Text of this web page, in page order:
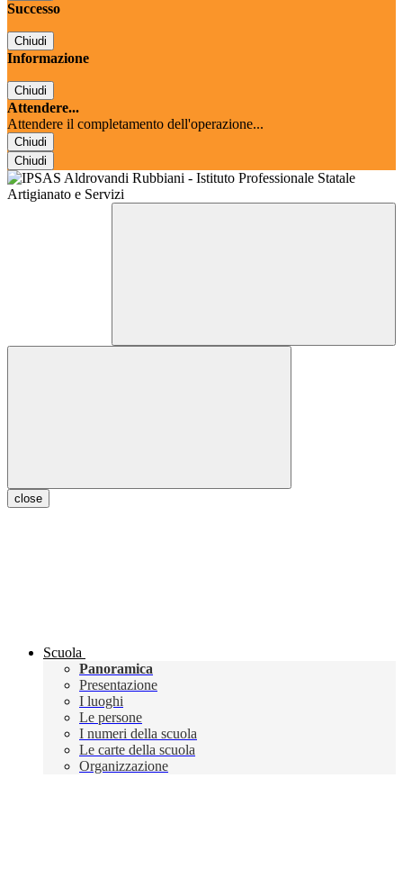
Successo
Chiudi
Informazione
Chiudi
Attendere...
Attendere il completamento dell'operazione...
Chiudi
Chiudi
close
Scuola
Panoramica
Presentazione
I luoghi
Le persone
I numeri della scuola
Le carte della scuola
Organizzazione